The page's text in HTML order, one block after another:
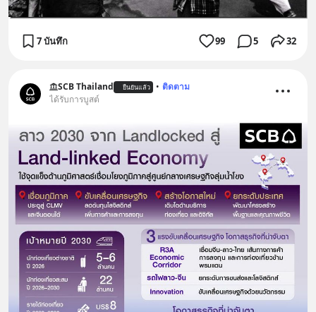
7 บันทึก 99 5 32
SCB Thailand ยืนยันแล้ว • ติดตาม
ได้รับการบูสต์